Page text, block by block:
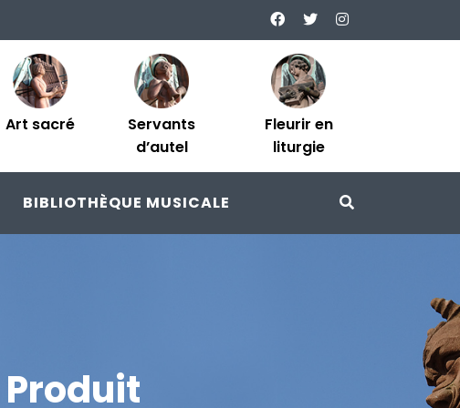
Art sacré
Servants
d’autel
Fleurir en
liturgie
BIBLIOTHÈQUE MUSICALE